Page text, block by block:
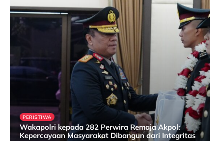
PERISTIWA
Wakapolri kepada 282 Perwira Remaja Akpol:
Kepercayaan Masyarakat Dibangun dari Integritas